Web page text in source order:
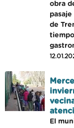
obra
de
El